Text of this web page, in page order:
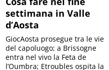
settimana in Valle
d’Aosta
GiocAosta prosegue tra le vie
del capoluogo; a Brissogne
entra nel vivo la Feta de
l’Oumbra; Etroubles ospita la